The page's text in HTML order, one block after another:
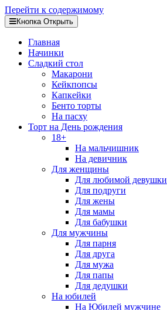
Перейти к содержимому
Кнопка Открыть
Главная
Начинки
Сладкий стол
Макарони
Кейкпопсы
Капкейки
Бенто торты
На пасху
Торт на День рождения
18+
На мальчишник
На девичник
Для женщины
Для любимой девушки
Для подруги
Для жены
Для мамы
Для бабушки
Для мужчины
Для парня
Для друга
Для мужа
Для папы
Для дедушки
На юбилей
На Юбилей мужчине